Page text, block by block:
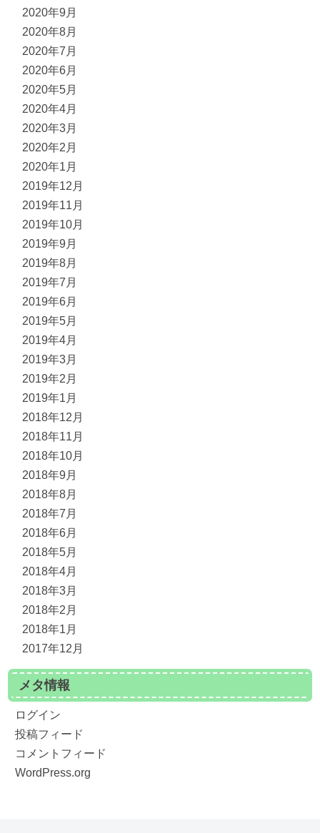
2020年9月
2020年8月
2020年7月
2020年6月
2020年5月
2020年4月
2020年3月
2020年2月
2020年1月
2019年12月
2019年11月
2019年10月
2019年9月
2019年8月
2019年7月
2019年6月
2019年5月
2019年4月
2019年3月
2019年2月
2019年1月
2018年12月
2018年11月
2018年10月
2018年9月
2018年8月
2018年7月
2018年6月
2018年5月
2018年4月
2018年3月
2018年2月
2018年1月
2017年12月
メタ情報
ログイン
投稿フィード
コメントフィード
WordPress.org